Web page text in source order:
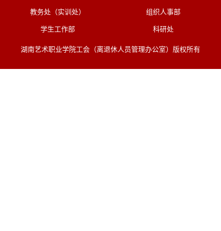
教务处（实训处） 组织人事部
学生工作部 科研处
湖南艺术职业学院工会（离退休人员管理办公室）版权所有